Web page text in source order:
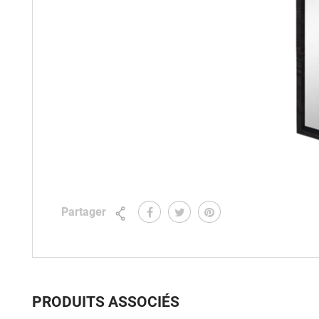
Partager
PRODUITS ASSOCIÉS